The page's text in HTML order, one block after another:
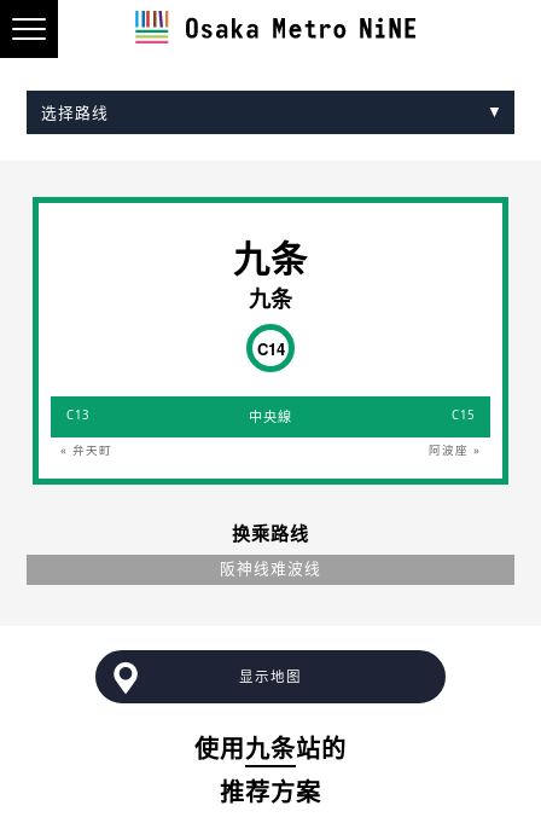
选择路线
九条
九条
C14
C13 中央線 C15
« 弁天町 阿波座 »
换乘路线
阪神线难波线
显示地图
使用九条站的
推荐方案